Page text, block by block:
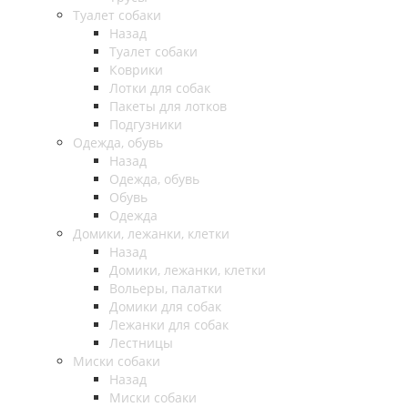
Туалет собаки
Назад
Туалет собаки
Коврики
Лотки для собак
Пакеты для лотков
Подгузники
Одежда, обувь
Назад
Одежда, обувь
Обувь
Одежда
Домики, лежанки, клетки
Назад
Домики, лежанки, клетки
Вольеры, палатки
Домики для собак
Лежанки для собак
Лестницы
Миски собаки
Назад
Миски собаки